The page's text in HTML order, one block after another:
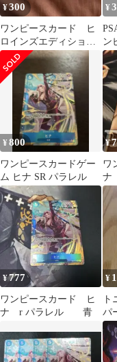
¥300
ワンピースカード ヒ
ロインズエディショ
ン ヒナ R パラレ
ル レイジュ SR
¥
ン
R-
¥800
ワンピースカードゲー
ム ヒナ SR パラレル
¥
ワ
ナ
025
¥777
ワンピースカード ヒ
ナ r パラレル 青
¥
パ